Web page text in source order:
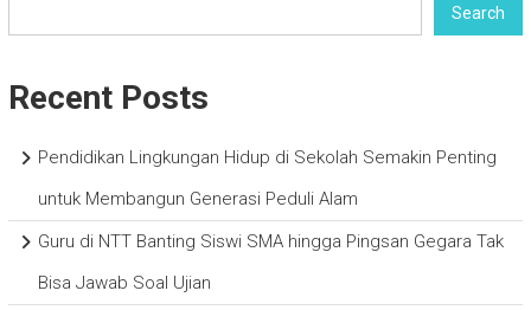
Search
Recent Posts
Pendidikan Lingkungan Hidup di Sekolah Semakin Penting
untuk Membangun Generasi Peduli Alam
Guru di NTT Banting Siswi SMA hingga Pingsan Gegara Tak
Bisa Jawab Soal Ujian